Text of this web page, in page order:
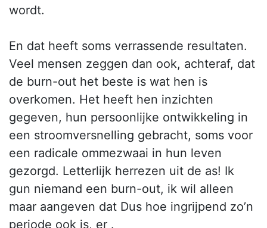
wordt.
En dat heeft soms verrassende resultaten.
Veel mensen zeggen dan ook, achteraf, dat
de burn-out het beste is wat hen is
overkomen. Het heeft hen inzichten
gegeven, hun persoonlijke ontwikkeling in
een stroomversnelling gebracht, soms voor
een radicale ommezwaai in hun leven
gezorgd. Letterlijk herrezen uit de as! Ik
gun niemand een burn-out, ik wil alleen
maar aangeven dat Dus hoe ingrijpend zo’n
periode ook is, er .